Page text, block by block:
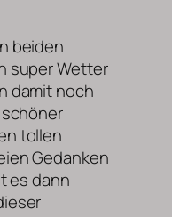
beiden
super Wetter
damit noch
tollen
Gedanken
es dann